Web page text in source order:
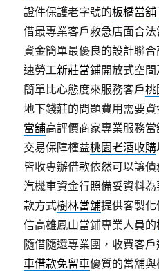
證件保護老字號的板橋當舖
借最專業客戶救急店面合
資金簡單最優良的設計聯
速勞工新莊當鋪開放式空
簡單比心態度來服務客戶桃
地下錢莊的問題費用需要
當舖高評價商家專業服務
交易保障權益桃園老酒收購
皆收專辦借款依然可以讓
汽機車資金行照備妥資料
款方式樹林當舖提供客製
信高雄鳳山當鋪專業人員的
隨借隨還專業團，收費客
車借款免留車優質的當舖